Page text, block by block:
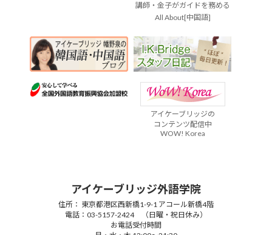
講師・金子がガイドを務める
All About[中国語]
アイケーブリッジの
コンテンツ配信中
WOW! Korea
アイケーブリッジ外語学院
住所： 東京都港区西新橋1-9-1 アコール新橋4階
電話：03-5157-2424 （日曜・祝日休み）
お電話受付時間